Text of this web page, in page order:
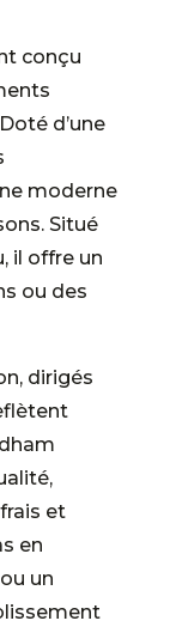
conçu
d’une
moderne
Situé
il offre un
ou des
dirigés
et
en
un